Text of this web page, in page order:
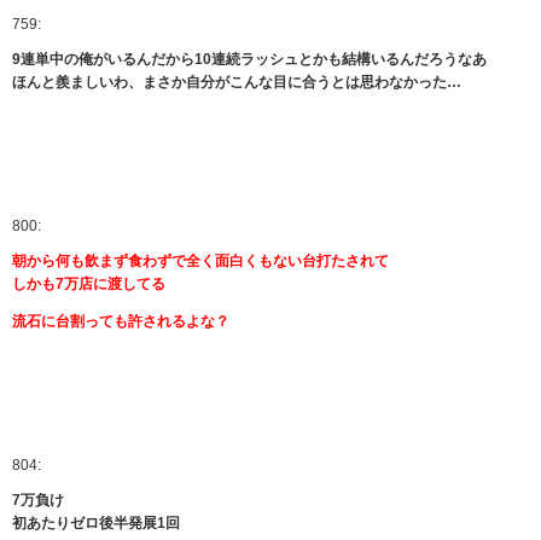
759:
9連単中の俺がいるんだから10連続ラッシュとかも結構いるんだろうなあ
ほんと羨ましいわ、まさか自分がこんな目に合うとは思わなかった…
800:
朝から何も飲まず食わずで全く面白くもない台打たされて
しかも7万店に渡してる
流石に台割っても許されるよな？
804:
7万負け
初あたりゼロ後半発展1回